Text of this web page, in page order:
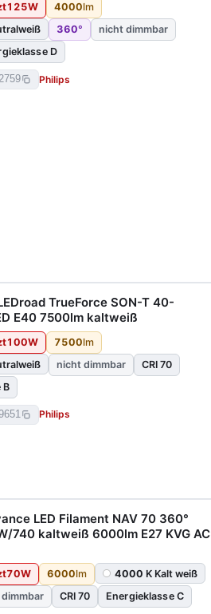
125W 4000lm
360°
nicht dimmbar
D
Philips
TrueForce SON-T 40-
E40 7500lm kaltweiß
100W 7500lm
nicht dimmbar
CRI 70
B
Philips
LED Filament NAV 70 360°
740 kaltweiß 6000lm E27 KVG AC
70W 6000lm 4000 K Kalt weiß
CRI 70 Energieklasse C